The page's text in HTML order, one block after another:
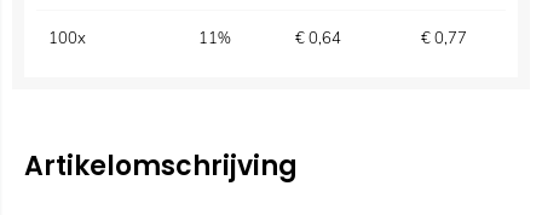
100x 11% €0,64 €0,77
Artikelomschrijving